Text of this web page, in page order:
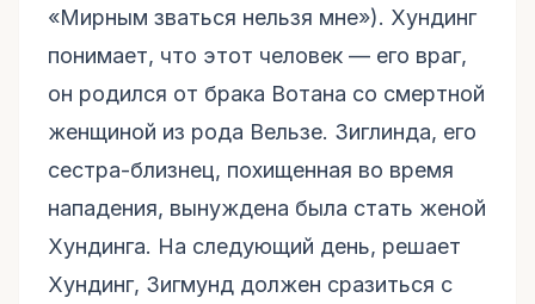
«Мирным зваться нельзя мне»). Хундинг
понимает, что этот человек — его враг,
он родился от брака Вотана со смертной
женщиной из рода Вельзе. Зиглинда, его
сестра-близнец, похищенная во время
нападения, вынуждена была стать женой
Хундинга. На следующий день, решает
Хундинг, Зигмунд должен сразиться с